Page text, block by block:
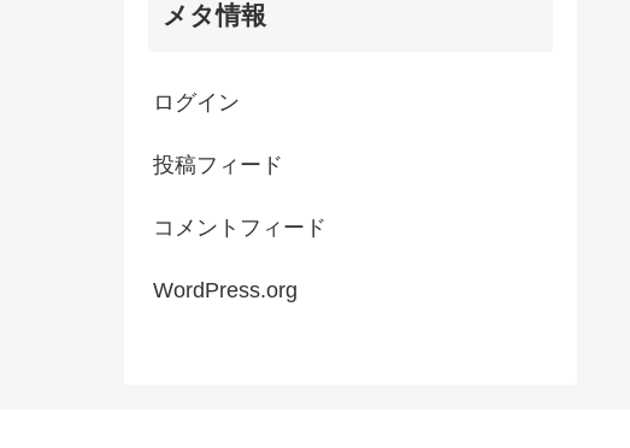
メタ情報
ログイン
投稿フィード
コメントフィード
WordPress.org